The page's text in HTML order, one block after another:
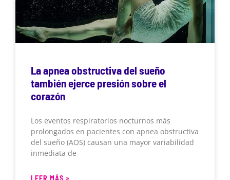
La apnea obstructiva del sueño
también ejerce presión sobre el
corazón
Los eventos respiratorios nocturnos más
prolongados en pacientes con apnea obstructiva
del sueño (AOS) causan una mayor variabilidad
inmediata de
LEER MÁS »